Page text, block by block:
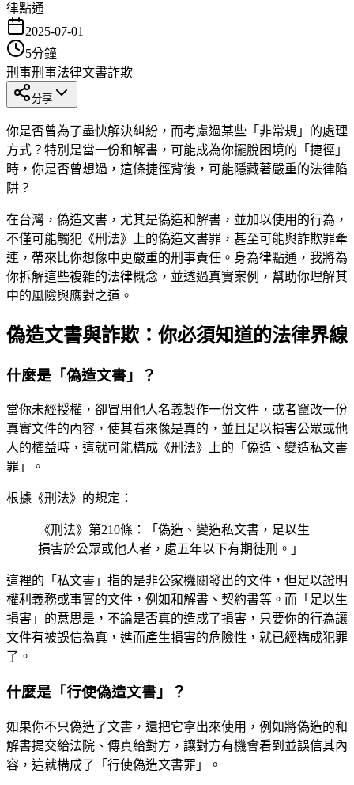
律點通
2025-07-01
5分鐘
刑事刑事法律文書詐欺
分享
你是否曾為了盡快解決糾紛，而考慮過某些「非常規」的處理
方式？特別是當一份和解書，可能成為你擺脫困境的「捷徑」
時，你是否曾想過，這條捷徑背後，可能隱藏著嚴重的法律陷
阱？
在台灣，偽造文書，尤其是偽造和解書，並加以使用的行為，
不僅可能觸犯《刑法》上的偽造文書罪，甚至可能與詐欺罪牽
連，帶來比你想像中更嚴重的刑事責任。身為律點通，我將為
你拆解這些複雜的法律概念，並透過真實案例，幫助你理解其
中的風險與應對之道。
偽造文書與詐欺：你必須知道的法律界線
什麼是「偽造文書」？
當你未經授權，卻冒用他人名義製作一份文件，或者竄改一份
真實文件的內容，使其看來像是真的，並且足以損害公眾或他
人的權益時，這就可能構成《刑法》上的「偽造、變造私文書
罪」。
根據《刑法》的規定：
《刑法》第210條：「偽造、變造私文書，足以生
損害於公眾或他人者，處五年以下有期徒刑。」
這裡的「私文書」指的是非公家機關發出的文件，但足以證明
權利義務或事實的文件，例如和解書、契約書等。而「足以生
損害」的意思是，不論是否真的造成了損害，只要你的行為讓
文件有被誤信為真，進而產生損害的危險性，就已經構成犯罪
了。
什麼是「行使偽造文書」？
如果你不只偽造了文書，還把它拿出來使用，例如將偽造的和
解書提交給法院、傳真給對方，讓對方有機會看到並誤信其內
容，這就構成了「行使偽造文書罪」。